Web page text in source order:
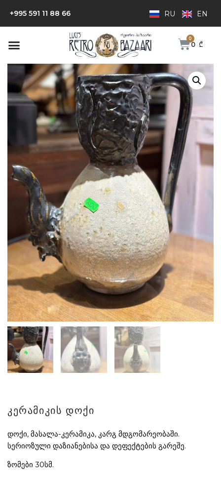
+995 591 11 88 66 RU EN
0 ₾
კერამიკის დოქი
დოქი, მასალა-კერამიკა, კარგ მდგომარეობაში.
სერიოზული დაზიანებისა და დეფექტების გარეშე.
ზომები 30სმ.